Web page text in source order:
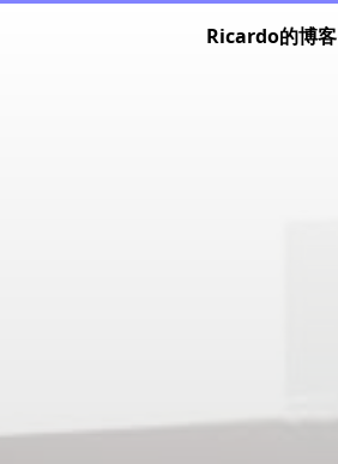
Ricardo的博客